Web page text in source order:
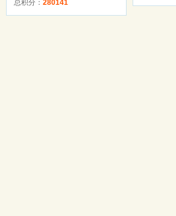
总积分： 280141